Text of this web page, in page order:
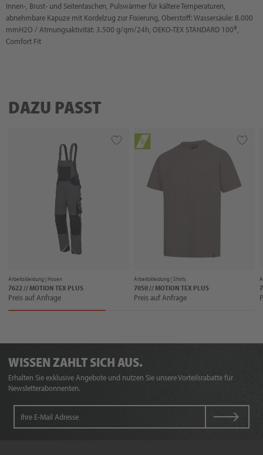
Innen-, Brust- und Seitentaschen, Pulswärmer für kältere Temperaturen,
abnehmbare Kapuze mit Kordelzug zur Fixierung, Oberstoff: Wassersäule: 8.000
mmH2O / Atmungsaktivität: 3.500 g/qm/24h, OEKO-TEX STANDARD 100®,
Comfort Fit
DAZU PASST
Arbeitskleidung | Hosen
7622 // MOTION TEX PLUS
Preis auf Anfrage
Arbeitskleidung |Shirts
7050 // MOTION TEX PLUS
Preis auf Anfrage
WISSEN ZAHLT SICH AUS.
Erhalten Sie exklusive Angebote und nutzen Sie unsere Vorteilsrabatte für
Newsletterabonnenten.